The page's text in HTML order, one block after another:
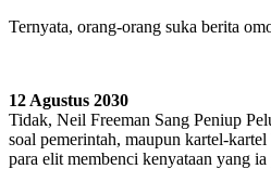
Ternyata, orang-orang suka berita
12 Agustus 2030
Tidak, Neil Freeman Sang Peniup
soal pemerintah, maupun kartel-
para elit membenci kenyataan yang